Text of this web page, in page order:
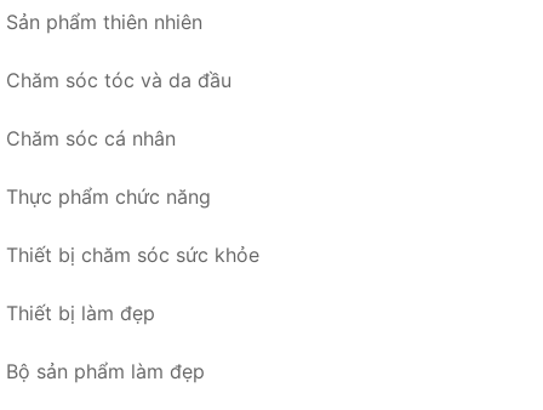
Sản phẩm thiên nhiên
Chăm sóc tóc và da đầu
Chăm sóc cá nhân
Thực phẩm chức năng
Thiết bị chăm sóc sức khỏe
Thiết bị làm đẹp
Bộ sản phẩm làm đẹp